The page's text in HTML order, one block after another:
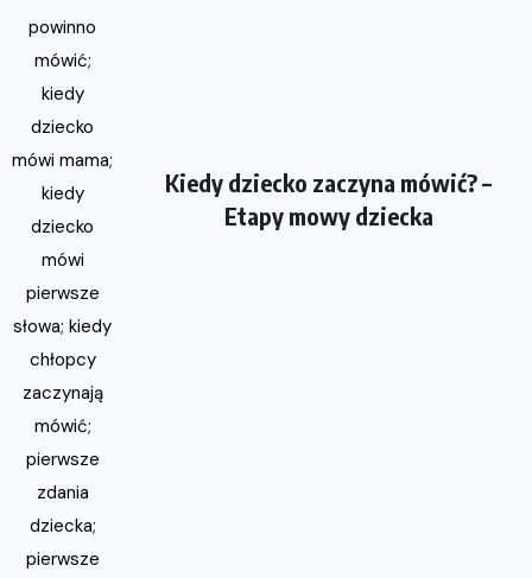
Kiedy dziecko zaczyna mówić? –
Etapy mowy dziecka